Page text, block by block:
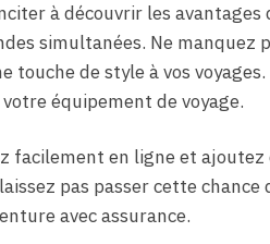
à découvrir les
simultanées. Ne
touche de style à vos voyages.
équipement de voyage.
facilement en ligne et ajoutez
pas passer cette
avec assurance.